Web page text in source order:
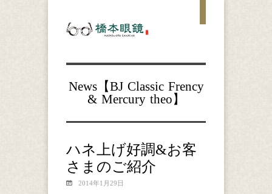
News【BJ Classic Frency
& Mercury theo】
ハネ上げ好調&お客
さまのご紹介
2014年1月29日